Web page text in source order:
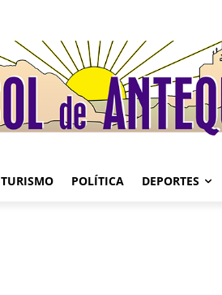
TURISMO POLÍTICA DEPORTES